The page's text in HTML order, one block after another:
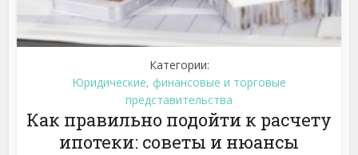
Категории:
Юридические, финансовые и торговые
представительства
Как правильно подойти к расчету
ипотеки: советы и нюансы